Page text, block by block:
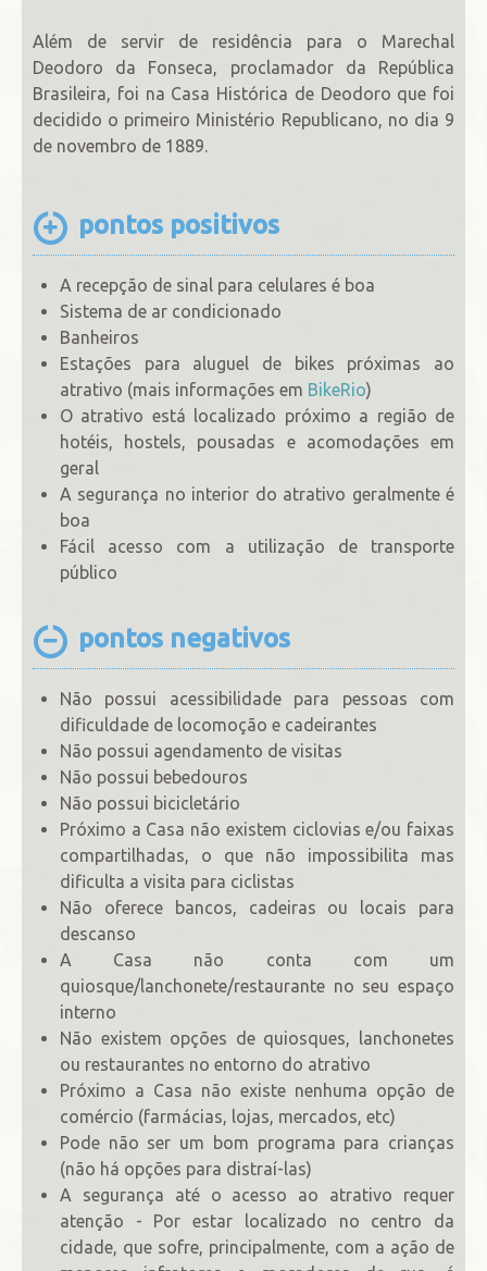
Além de servir de residência para o Marechal
Deodoro da Fonseca, proclamador da República
Brasileira, foi na Casa Histórica de Deodoro que foi
decidido o primeiro Ministério Republicano, no dia 9
de novembro de 1889.
pontos positivos
A recepção de sinal para celulares é boa
Sistema de ar condicionado
Banheiros
Estações para aluguel de bikes próximas ao
atrativo (mais informações em BikeRio)
O atrativo está localizado próximo a região de
hotéis, hostels, pousadas e acomodações em
geral
A segurança no interior do atrativo geralmente é
boa
Fácil acesso com a utilização de transporte
público
pontos negativos
Não possui acessibilidade para pessoas com
dificuldade de locomoção e cadeirantes
Não possui agendamento de visitas
Não possui bebedouros
Não possui bicicletário
Próximo a Casa não existem ciclovias e/ou faixas
compartilhadas, o que não impossibilita mas
dificulta a visita para ciclistas
Não oferece bancos, cadeiras ou locais para
descanso
A Casa não conta com um
quiosque/lanchonete/restaurante no seu espaço
interno
Não existem opções de quiosques, lanchonetes
ou restaurantes no entorno do atrativo
Próximo a Casa não existe nenhuma opção de
comércio (farmácias, lojas, mercados, etc)
Pode não ser um bom programa para crianças
(não há opções para distraí-las)
A segurança até o acesso ao atrativo requer
atenção - Por estar localizado no centro da
cidade, que sofre, principalmente, com a ação de